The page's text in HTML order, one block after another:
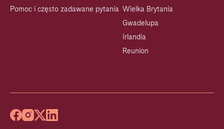
Pomoc i często zadawane pytania Wielka Brytania
Gwadelupa
Irlandia
Reunion